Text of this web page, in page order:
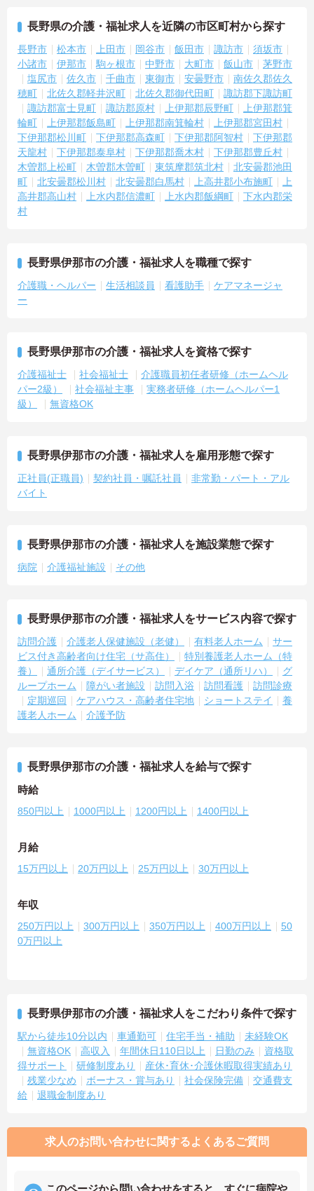
長野県の介護・福祉求人を近隣の市区町村から探す
長野市 松本市 上田市 岡谷市 飯田市 諏訪市
須坂市
小諸市
伊那市 駒ヶ根市 中野市 大町市 飯山市
茅野市
塩尻市
佐久市 千曲市 東御市 安曇野市
南佐久郡佐久
穂町
北佐久郡軽井沢町 北佐久郡御代田町
諏訪郡下諏訪町
諏訪郡富士見町
諏訪郡原村 上伊那郡辰野町
上伊那郡箕
輪町
上伊那郡飯島町 上伊那郡南箕輪村
上伊那郡宮田村
下伊那郡松川町
下伊那郡高森町 下伊那郡阿智村
下伊那郡
天龍村
下伊那郡泰阜村 下伊那郡喬木村
下伊那郡豊丘村
木曽郡上松町
木曽郡木曽町 東筑摩郡筑北村
北安曇郡池田
町
北安曇郡松川村 北安曇郡白馬村 上高井郡小布施町
上
高井郡高山村
上水内郡信濃町 上水内郡飯綱町
下水内郡栄
村
長野県伊那市の介護・福祉求人を職種で探す
介護職・ヘルパー 生活相談員 看護助手
ケアマネージャ
ー
長野県伊那市の介護・福祉求人を資格で探す
介護福祉士 社会福祉士
介護職員初任者研修（ホームヘル
パー2級）
社会福祉主事
実務者研修（ホームヘルパー1
級）
無資格OK
長野県伊那市の介護・福祉求人を雇用形態で探す
正社員(正職員) 契約社員・嘱託社員
非常勤・パート・アル
バイト
長野県伊那市の介護・福祉求人を施設業態で探す
病院 介護福祉施設 その他
長野県伊那市の介護・福祉求人をサービス内容で探す
訪問介護 介護老人保健施設（老健） 有料老人ホーム
サー
ビス付き高齢者向け住宅（サ高住）
特別養護老人ホーム（特
養）
通所介護（デイサービス） デイケア（通所リハ）
グ
ループホーム
障がい者施設 訪問入浴 訪問看護
訪問診療
定期巡回
ケアハウス・高齢者住宅地 ショートステイ
養
護老人ホーム
介護予防
長野県伊那市の介護・福祉求人を給与で探す
時給
850円以上 1000円以上 1200円以上 1400円以上
月給
15万円以上 20万円以上 25万円以上 30万円以上
年収
250万円以上 300万円以上 350万円以上 400万円以上
50
0万円以上
長野県伊那市の介護・福祉求人をこだわり条件で探す
駅から徒歩10分以内 車通勤可 住宅手当・補助
未経験OK
無資格OK
高収入 年間休日110日以上 日勤のみ
資格取
得サポート
研修制度あり
産休･育休･介護休暇取得実績あり
残業少なめ
ボーナス・賞与あり 社会保険完備
交通費支
給
退職金制度あり
求人のお問い合わせに関するよくあるご質問
このページから問い合わせをすると、すぐに病院や